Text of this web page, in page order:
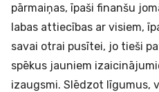
pārmaiņas, īpaši finanšu
labas attiecības ar visiem,
savai otrai pusītei, jo tieši
spēkus jauniem
izaugsmi. Slēdzot līgumus,